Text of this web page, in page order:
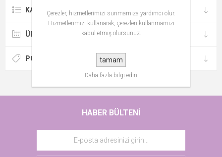
KATEGORILER
ÜRETICILER
POPÜLER ETIKETLER
HABER BÜLTENI
Çerezler, hizmetlerimizi sunmamıza yardımcı olur.
Hizmetlerimizi kullanarak, çerezleri kullanmamızı
kabul etmiş olursunuz.
tamam
Daha fazla bilgi edin